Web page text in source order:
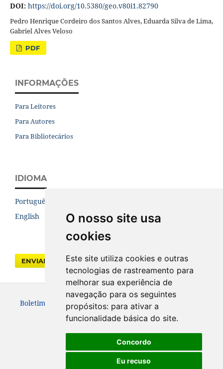
O nosso site usa
cookies
Este site utiliza cookies e outras
tecnologias de rastreamento para
melhorar sua experiência de
navegação para os seguintes
propósitos: para ativar a
funcionalidade básica do site.
Concordo
Eu recuso
DOI: https://doi.org/10.5380/geo.v80i1.82790
Pedro Henrique Cordeiro dos Santos Alves, Eduarda Silva de Lima,
Gabriel Alves Veloso
PDF
INFORMAÇÕES
Para Leitores
Para Autores
Para Bibliotecários
IDIOMA
Português (Brasil)
English
ENVIAR SUBMISSÃO
Boletim Paranaense de Geociências. ISSN: 0067-964X